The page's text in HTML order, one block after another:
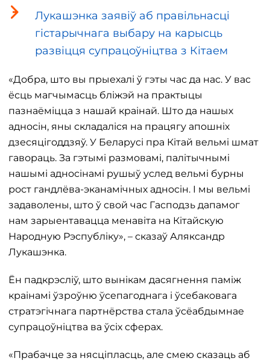
Лукашэнка заявіў аб правільнасці
гістарычнага выбару на карысць
развіцця супрацоўніцтва з Кітаем
«Добра, што вы прыехалі ў гэты час да нас. У вас
ёсць магчымасць бліжэй на практыцы
пазнаёміцца ​​з нашай краінай. Што да нашых
адносін, яны складаліся на працягу апошніх
дзесяцігоддзяў. У Беларусі пра Кітай вельмі шмат
гавораць. За гэтымі размовамі, палітычнымі
нашымі адносінамі рушыў услед вельмі бурны
рост гандлёва-эканамічных адносін. І мы вельмі
задаволены, што ў свой час Гасподзь дапамог
нам зарыентавацца менавіта на Кітайскую
Народную Рэспубліку», – сказаў Аляксандр
Лукашэнка.
Ён падкрэсліў, што вынікам дасягнення паміж
краінамі ўзроўню ўсепагоднага і ўсебаковага
стратэгічнага партнёрства стала ўсёабдымнае
супрацоўніцтва ва ўсіх сферах.
«Прабачце за нясціпласць, але смею сказаць аб